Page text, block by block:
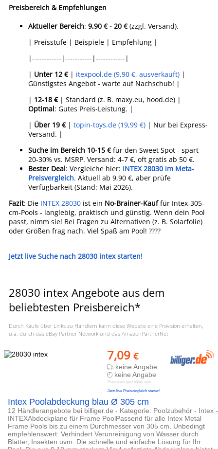
Preisbereich & Empfehlungen
Aktueller Bereich: 9,90 € - 20 €(zzgl. Versand).
| Preisstufe | Beispiele | Empfehlung |
|------------|-----------|------------|
| Unter 12 €| itexpool.de (9,90 €, ausverkauft) |
Günstigstes Angebot - warte auf Nachschub! |
| 12-18 €| Standard (z. B. maxy.eu, hood.de) |
Optimal: Gutes Preis-Leistung. |
| Über 19 €| topin-toys.de (19,99 €) | Nur bei Express-
Versand. |
Suche im Bereich 10-15 €für den Sweet Spot - spart
20-30% vs. MSRP. Versand: 4-7 €, oft gratis ab 50 €.
Bester Deal: Vergleiche hier: INTEX 28030 im Meta-
Preisvergleich. Aktuell ab 9,90 €, aber prüfe
Verfügbarkeit (Stand: Mai 2026).
Fazit: Die INTEX 28030 ist ein No-Brainer-Kauffür Intex-305-
cm-Pools - langlebig, praktisch und günstig. Wenn dein Pool
passt, nimm sie! Bei Fragen zu Alternativen (z. B. Solarfolie)
oder Größen frag nach. Viel Spaß am Pool! ????
Jetzt live Suche nach 28030 intex starten!
28030 intex Angebote aus dem
beliebtesten Preisbereich*
Durch Käufe über Links zu Händlern kann diese Website eine Provision erhalten,
u.a. durch das eBay Partner Network und das AmazonPartnerNet
7,09 €
keine Angabe
keine Angabe
Preis kann jetzt höher sein
Jetzt live Preisvergleich starten!
Intex Poolabdeckung blau Ø 305 cm
12 Händlerangebote bei billiger.de - Kategorie: Poolzubehör - Intex -
INTEXAbdeckplane für Frame PoolPassend für alle Intex Metal
Frame Pools bis zu einem Durchmesser von 305 cm. Unbedingt
empfehlenswert: Verhindert Verunreinigung von Wasser durch
Blätter, Insekten uvm. Die schnelle und einfache Lösung für Ihr